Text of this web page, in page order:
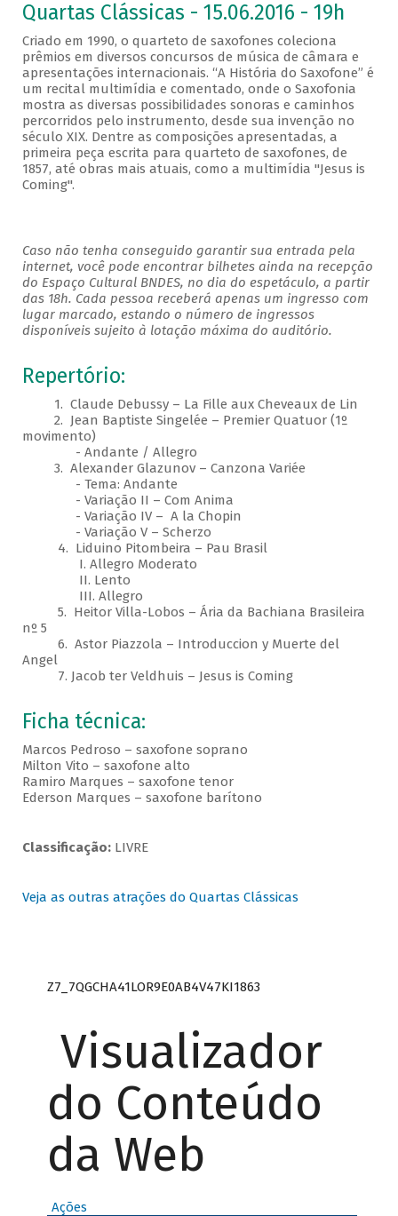
Quartas Clássicas - 15.06.2016 - 19h
Criado em 1990, o quarteto de saxofones coleciona
prêmios em diversos concursos de música de câmara e
apresentações internacionais. “A História do Saxofone” é
um recital multimídia e comentado, onde o Saxofonia
mostra as diversas possibilidades sonoras e caminhos
percorridos pelo instrumento, desde sua invenção no
século XIX. Dentre as composições apresentadas, a
primeira peça escrita para quarteto de saxofones, de
1857, até obras mais atuais, como a multimídia "Jesus is
Coming".
Caso não tenha conseguido garantir sua entrada pela
internet, você pode encontrar bilhetes ainda na recepção
do Espaço Cultural BNDES, no dia do espetáculo, a partir
das 18h. Cada pessoa receberá apenas um ingresso com
lugar marcado, estando o número de ingressos
disponíveis sujeito à lotação máxima do auditório.
Repertório:
1. Claude Debussy – La Fille aux Cheveaux de Lin
2. Jean Baptiste Singelée – Premier Quatuor (1º
movimento)
- Andante / Allegro
3. Alexander Glazunov – Canzona Variée
- Tema: Andante
- Variação II – Com Anima
- Variação IV – A la Chopin
- Variação V – Scherzo
4. Liduino Pitombeira – Pau Brasil
I. Allegro Moderato
II. Lento
III. Allegro
5. Heitor Villa-Lobos – Ária da Bachiana Brasileira
nº 5
6. Astor Piazzola – Introduccion y Muerte del
Angel
7. Jacob ter Veldhuis – Jesus is Coming
Ficha técnica:
Marcos Pedroso – saxofone soprano
Milton Vito – saxofone alto
Ramiro Marques – saxofone tenor
Ederson Marques – saxofone barítono
Classificação:LIVRE
Veja as outras atrações do Quartas Clássicas
Z7_7QGCHA41LOR9E0AB4V47KI1863
Visualizador
do Conteúdo
da Web
Ações